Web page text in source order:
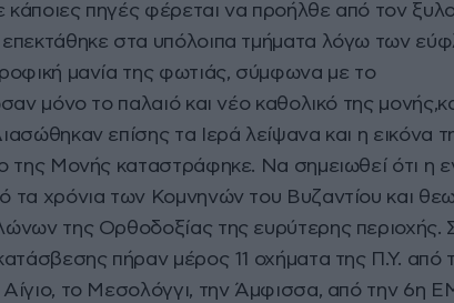
πηγές φέρεται να προήλθε από τον
στα υπόλοιπα τμήματα λόγω των
μανία της φωτιάς, σύμφωνα με το
μόνο το παλαιό και νέο καθολικό της
επίσης τα Ιερά λείψανα και η εικόνα
της Μονής καταστράφηκε. Να σημειωθεί ότι η
τα χρόνια των Κομνηνών του Βυζαντίου και
της Ορθοδοξίας της ευρύτερης περιοχής.
πήραν μέρος 11 οχήματα της Π.Υ. από
το Μεσολόγγι, την Άμφισσα, από την 6η